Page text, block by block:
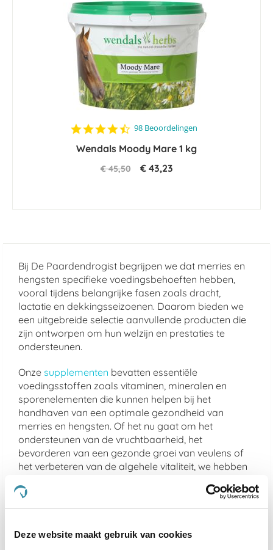
Deze website maakt gebruik van cookies
4.5
rating
98 Beoordelingen
Wendals Moody Mare 1 kg
€ 45,50 € 43,23
Bij De Paardendrogist begrijpen we dat merries en
hengsten specifieke voedingsbehoeften hebben,
vooral tijdens belangrijke fasen zoals dracht,
lactatie en dekkingsseizoenen. Daarom bieden we
een uitgebreide selectie aanvullende producten die
zijn ontworpen om hun welzijn en prestaties te
ondersteunen.
Onze supplementen bevatten essentiële
voedingsstoffen zoals vitaminen, mineralen en
sporenelementen die kunnen helpen bij het
handhaven van een optimale gezondheid van
merries en hengsten. Of het nu gaat om het
ondersteunen van de vruchtbaarheid, het
bevorderen van een gezonde groei van veulens of
het verbeteren van de algehele vitaliteit, we hebben
Daarnaast bieden we hoogwaardige
voedingsstoffen voor drachtige merries tot